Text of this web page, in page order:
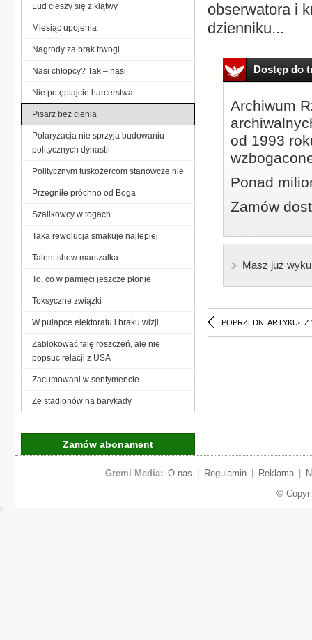
obserwatora i
dzienniku...
Dostęp do
Archiwum
od 1993
Ponad
Zamów
Masz już
POPRZEDNI ARTYKUŁ Z
Lud cieszy się z klątwy
Miesiąc upojenia
Nagrody za brak trwogi
Nasi chłopcy? Tak – nasi
Nie potępiajcie harcerstwa
Pisarz bez cienia
Polaryzacja nie sprzyja budowaniu
politycznych dynastii
Politycznym tuskożercom stanowcze nie
Przegniłe próchno od Boga
Szalikowcy w togach
Taka rewolucja smakuje najlepiej
Talent show marszałka
To, co w pamięci jeszcze płonie
Toksyczne związki
W pułapce elektoratu i braku wizji
Zablokować falę roszczeń, ale nie
popsuć relacji z USA
Zacumowani w sentymencie
Ze stadionów na barykady
Zamów abonament
Gremi Media: O nas Regulamin Reklama
©